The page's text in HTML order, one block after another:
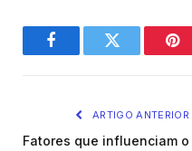
FacebookTwitter
ARTIGO ANTERIOR
Fatores que influenciam o